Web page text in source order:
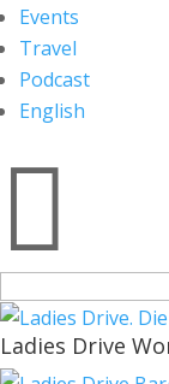
Events
Travel
Podcast
English

nach:
Ladies Drive